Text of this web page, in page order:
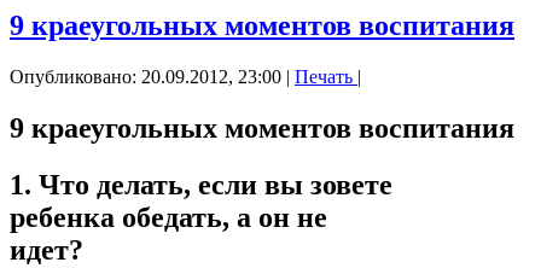
9 краеугольных моментов воспитания
Опубликовано: 20.09.2012, 23:00 | Печать |
9 краеугольных моментов воспитания
1. Что делать, если вы зовете
ребенка обедать, а он не
идет?